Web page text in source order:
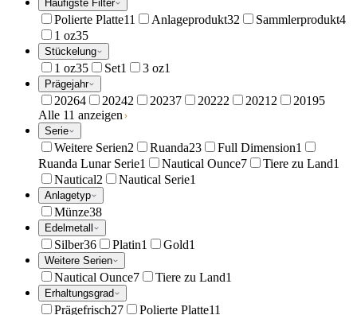
Häufigste Filter
Polierte Platte11 Anlageprodukt32 Sammlerprodukt4
1 oz35
Stückelung
1 oz35 Set1 3 oz1
Prägejahr
20264 20242 20237 20222 2021 2 20195
Alle 11 anzeigen
Serie
Weitere Serien2 Ruanda23 Full Dimension1
Ruanda Lunar Serie1 Nautical Ounce7 Tiere zu Land1
Nautical2 Nautical Serie1
Anlagetyp
Münze38
Edelmetall
Silber36 Platin1 Gold1
Weitere Serien
Nautical Ounce7 Tiere zu Land1
Erhaltungsgrad
Prägefrisch27 Polierte Platte11